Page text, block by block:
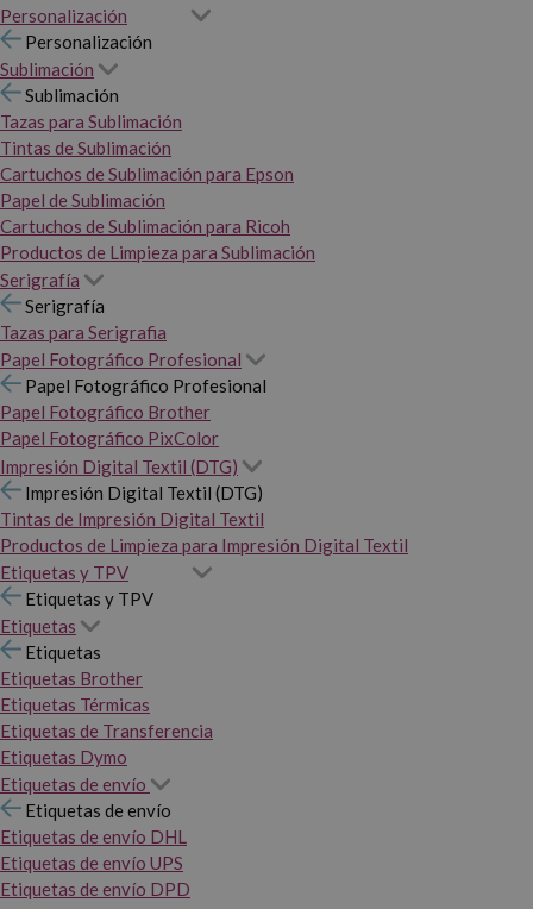
Personalización
Personalización
Sublimación
Sublimación
Tazas para Sublimación
Tintas de Sublimación
Cartuchos de Sublimación para Epson
Papel de Sublimación
Cartuchos de Sublimación para Ricoh
Productos de Limpieza para Sublimación
Serigrafía
Serigrafía
Tazas para Serigrafia
Papel Fotográfico Profesional
Papel Fotográfico Profesional
Papel Fotográfico Brother
Papel Fotográfico PixColor
Impresión Digital Textil (DTG)
Impresión Digital Textil (DTG)
Tintas de Impresión Digital Textil
Productos de Limpieza para Impresión Digital Textil
Etiquetas y TPV
Etiquetas y TPV
Etiquetas
Etiquetas
Etiquetas Brother
Etiquetas Térmicas
Etiquetas de Transferencia
Etiquetas Dymo
Etiquetas de envío
Etiquetas de envío
Etiquetas de envío DHL
Etiquetas de envío UPS
Etiquetas de envío DPD